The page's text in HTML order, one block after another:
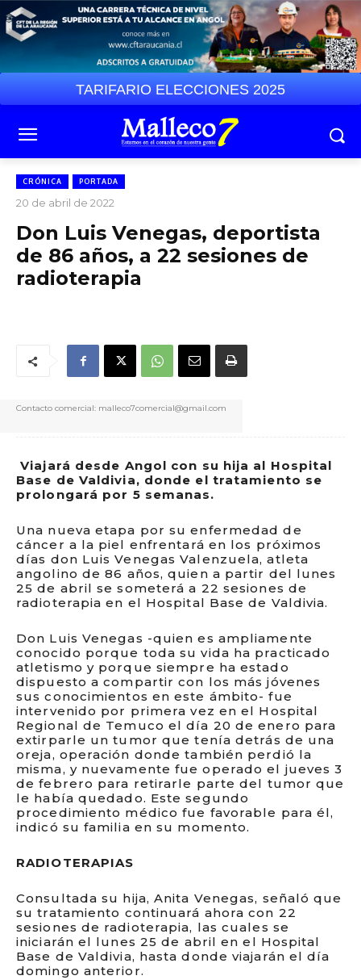
TARIFARIO ELECCIONES 2025
CRÓNICA PORTADA
20 de abril de 2022
Don Luis Venegas, deportista
de 86 años, a 22 sesiones de
radioterapia
Contacto comercial: malleco7comercial@gmail.com
Viajará desde Angol con su hija al Hospital
Base de Valdivia, donde el tratamiento se
prolongará por 5 semanas.
Una nueva etapa por su enfermedad de
cáncer a la piel enfrentará en los próximos
días don Luis Venegas Valenzuela, atleta
angolino de 86 años, quien a partir del lunes
25 de abril se someterá a 22 sesiones de
radioterapia en el Hospital Base de Valdivia.
Don Luis Venegas -quien es ampliamente
conocido porque toda su vida ha practicado
atletismo y porque siempre ha estado
dispuesto a compartir con los más jóvenes
sus conocimientos en este ámbito- fue
intervenido por primera vez en el Hospital
Regional de Temuco el día 20 de enero para
extirparle un tumor que tenía detrás de una
oreja, operación donde también perdió la
misma, y nuevamente fue operado el jueves 3
de febrero para retirarle parte del tumor que
le había quedado. Este segundo
procedimiento médico fue favorable para él,
indicó su familia en su momento.
RADIOTERAPIAS
Consultada su hija, Anita Venegas, señaló que
su tratamiento continuará ahora con 22
sesiones de radioterapia, las cuales se
iniciarán el lunes 25 de abril en el Hospital
Base de Valdivia, hasta donde viajarán el día
domingo anterior.